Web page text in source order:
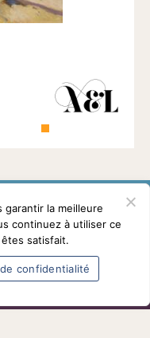
Contact
la meilleure
continuez à utiliser ce
satisfait.
confidentialité